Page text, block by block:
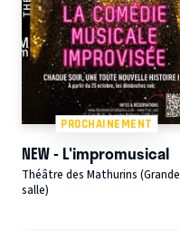
PROCHAINEMENT
NEW - L'impromusical
Théâtre des Mathurins (Grande
salle)